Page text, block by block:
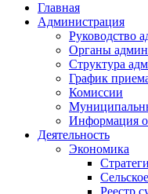
Главная
Администрация
Руководство
Органы
Структура
График
Комиссии
Информация о
Деятельность
Экономика
Реестр